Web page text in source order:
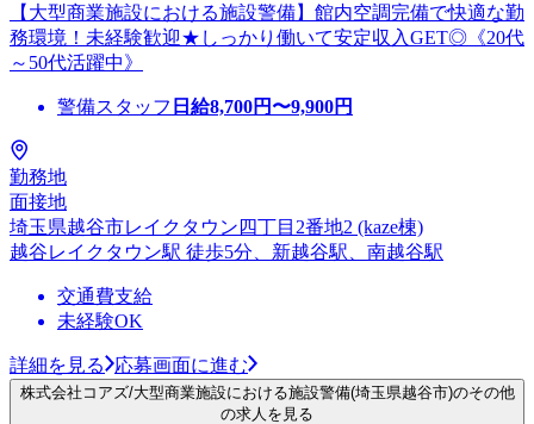
【大型商業施設における施設警備】館内空調完備で快適な勤
務環境！未経験歓迎★しっかり働いて安定収入GET◎《20代
～50代活躍中》
警備スタッフ 日給8,700円〜9,900円
勤務地
面接地
埼玉県越谷市レイクタウン四丁目2番地2 (kaze棟)
越谷レイクタウン駅 徒歩5分、新越谷駅、南越谷駅
交通費支給
未経験OK
詳細を見る 応募画面に進む
株式会社コアズ/大型商業施設における施設警備(埼玉県越谷市)のその他
の求人を見る